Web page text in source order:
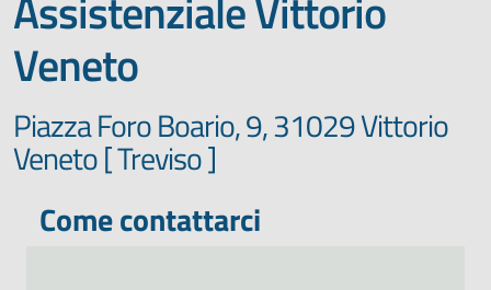
Veneto
Piazza Foro Boario, 9, 31029 Vittorio
Veneto [ Treviso ]
Come contattarci